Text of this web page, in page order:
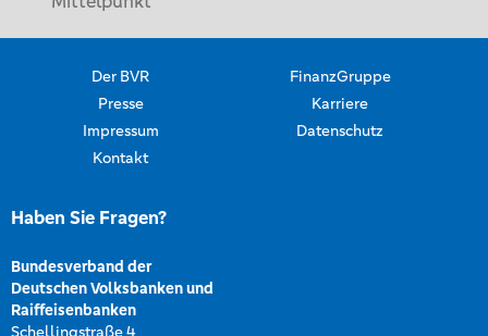
Der BVR
FinanzGruppe
Presse
Karriere
Impressum
Datenschutz
Kontakt
Haben Sie Fragen?
Bundesverband der
Deutschen Volksbanken und
Raiffeisenbanken
Schellingstraße 4